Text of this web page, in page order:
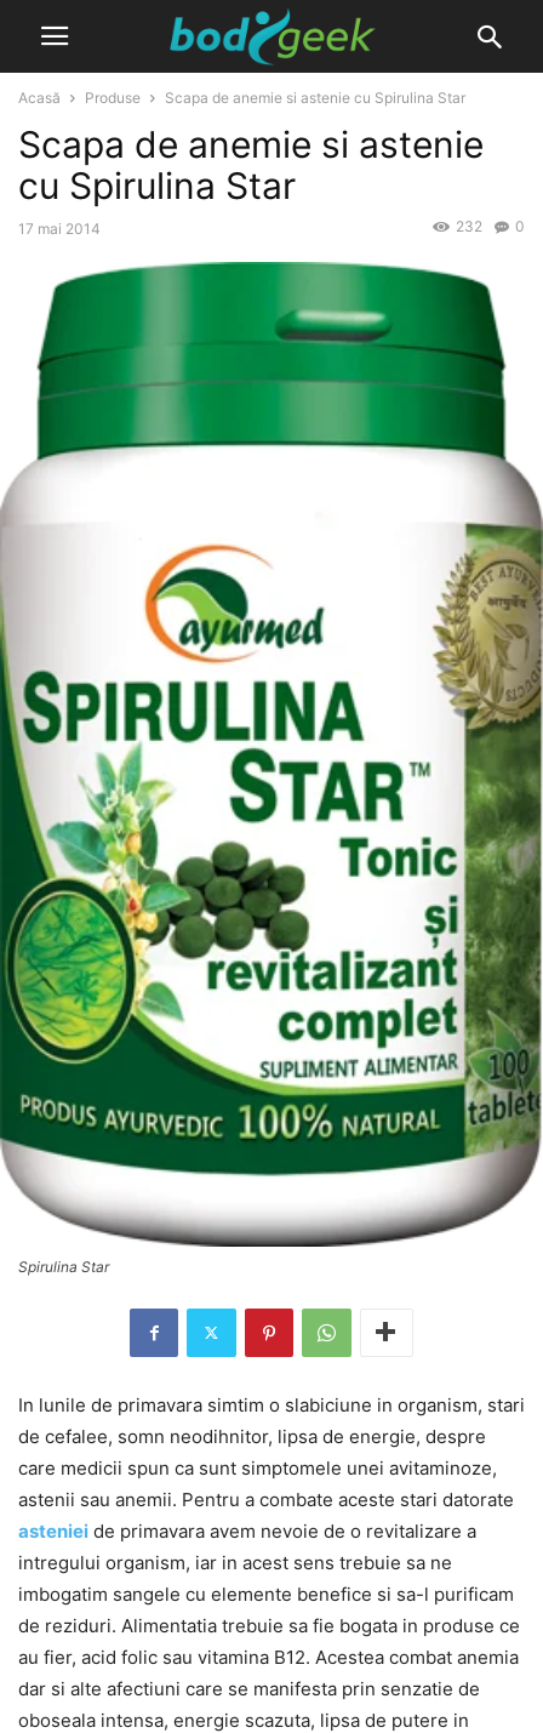
Acasă Produse Scapa de anemie si astenie cu Spirulina Star
Scapa de anemie si astenie
cu Spirulina Star
17 mai 2014 0
232
Spirulina Star
In lunile de primavara simtim o slabiciune in organism, stari
de cefalee, somn neodihnitor, lipsa de energie, despre
care medicii spun ca sunt simptomele unei avitaminoze,
astenii sau anemii. Pentru a combate aceste stari datorate
asteniei de primavara avem nevoie de o revitalizare a
intregului organism, iar in acest sens trebuie sa ne
imbogatim sangele cu elemente benefice si sa-l purificam
de reziduri. Alimentatia trebuie sa fie bogata in produse ce
au fier, acid folic sau vitamina B12. Acestea combat anemia
dar si alte afectiuni care se manifesta prin senzatie de
oboseala intensa, energie scazuta, lipsa de putere in